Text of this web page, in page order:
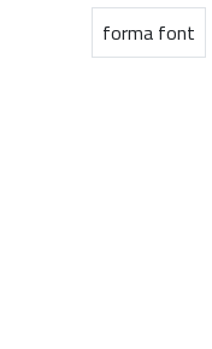
forma font